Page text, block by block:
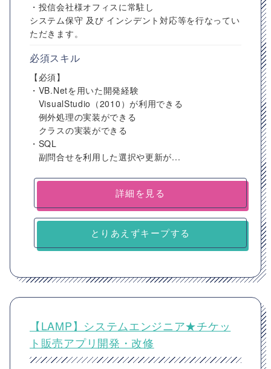
・投信会社様オフィスに常駐し
システム保守 及び インシデント対応等を行なってい
ただきます。
必須スキル
【必須】
・VB.Netを用いた開発経験
VisualStudio（2010）が利用できる
例外処理の実装ができる
クラスの実装ができる
・SQL
副問合せを利用した選択や更新が...
詳細を見る
とりあえずキープする
【LAMP】システムエンジニア★チケッ
ト販売アプリ開発・改修